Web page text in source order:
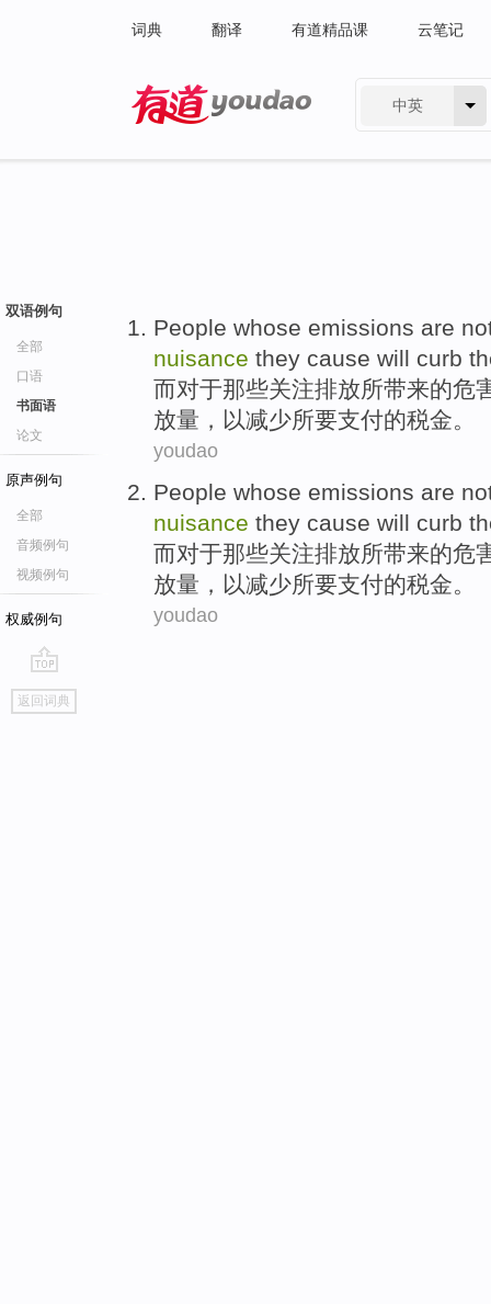
词典 翻译 有道精品课 云笔记
中英
双语例句
全部
口语
书面语
论文
原声例句
全部
音频例句
视频例句
权威例句
go
top
返回词典
People whose emissions are
nuisance they cause will curb
而对于那些关注排放所带来的危
放量，以减少所要支付的税金。
youdao
People whose emissions are
nuisance they cause will curb
而对于那些关注排放所带来的危
放量，以减少所要支付的税金。
youdao